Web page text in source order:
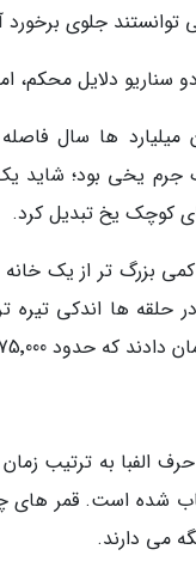
جلوی برخورد
سناریو دلایل محکم،
میلیارد ها سال
جرم یخی بود؛ شاید
کوچک یخ تبدیل کرد.
بزرگ تر از یک
حلقه ها اندکی
عرض و تنها حدود 10 متر ضخامت دارد.
الفبا به ترتیب
شده است. قمر های
می دارند.